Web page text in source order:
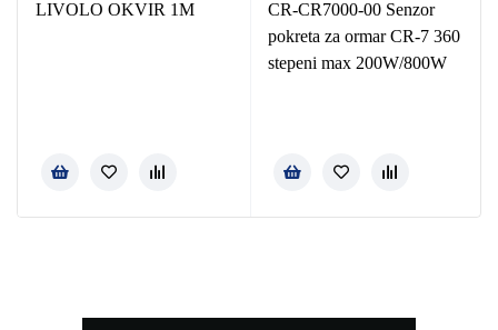
LIVOLO OKVIR 1M
CR-CR7000-00 Senzor
pokreta za ormar CR-7 360
stepeni max 200W/800W